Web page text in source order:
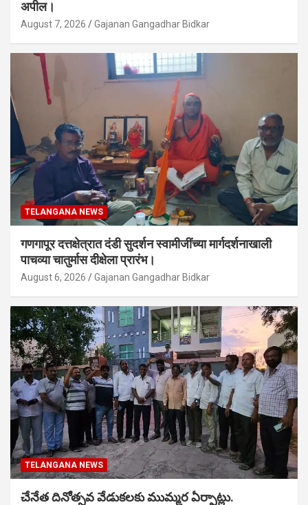
अपील।
August 7, 2026 Gajanan Gangadhar Bidkar
TELANGANA NEWS
गणगापूर दत्तक्षेत्रात दंडी सुदर्शन स्वामीजींच्या मार्गदर्शनाखाली
पाचव्या चातुर्मास दीक्षेला प्रारंभ।
August 6, 2026 Gajanan Gangadhar Bidkar
TELANGANA NEWS
చేనేత దినోత్సవ వేడుకలకు ముమ్మర ఏర్పాట్లు.